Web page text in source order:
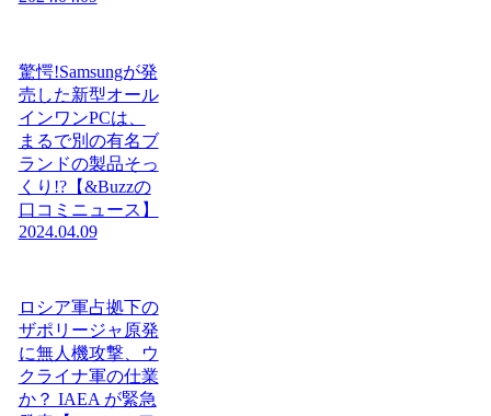
驚愕!Samsungが発
売した新型オール
インワンPCは、
まるで別の有名ブ
ランドの製品そっ
くり!?【&Buzzの
口コミニュース】
2024.04.09
ロシア軍占拠下の
ザポリージャ原発
に無人機攻撃、ウ
クライナ軍の仕業
か？ IAEA が緊急